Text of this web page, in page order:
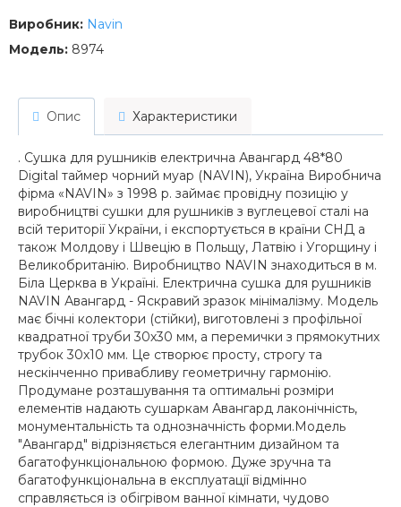
Виробник: Navin
Модель: 8974
Опис Характеристики
. Сушка для рушників електрична Авангард 48*80
Digital таймер чорний муар (NAVIN), Україна Виробнича
фірма «NAVIN» з 1998 р. займає провідну позицію у
виробництві сушки для рушників з вуглецевої сталі на
всій території України, і експортується в країни СНД а
також Молдову і Швецію в Польщу, Латвію і Угорщину і
Великобританію. Виробництво NAVIN знаходиться в м.
Біла Церква в Україні. Електрична сушка для рушників
NAVIN Авангард - Яскравий зразок мінімалізму. Модель
має бічні колектори (стійки), виготовлені з профільної
квадратної труби 30х30 мм, а перемички з прямокутних
трубок 30х10 мм. Це створює просту, строгу та
нескінченно привабливу геометричну гармонію.
Продумане розташування та оптимальні розміри
елементів надають сушаркам Авангард лаконічність,
монументальність та однозначність форми.Модель
"Авангард" відрізняється елегантним дизайном та
багатофункціональною формою. Дуже зручна та
багатофункціональна в експлуатації відмінно
справляється із обігрівом ванної кімнати, чудово